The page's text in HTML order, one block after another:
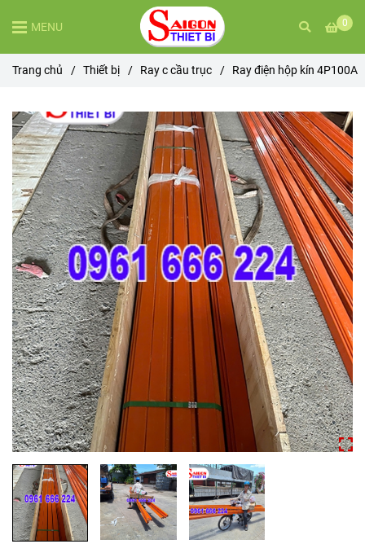
0
MENU
Trang chủ / Thiết bị / Ray c cầu trục / Ray điện hộp kín 4P100A